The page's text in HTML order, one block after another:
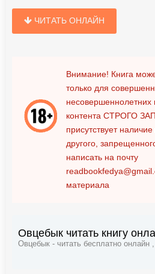
ЧИТАТЬ ОНЛАЙН
Внимание! Книга
только для
несовершеннолетних
контента СТРОГО
присутствует
другого,
написать на почту
материала
Овцебык читать книгу
Овцебык - читать бесплатно онлайн